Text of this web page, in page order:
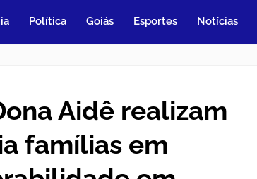
Política Goiás Esportes Notícias
Aidê realizam
famílias em